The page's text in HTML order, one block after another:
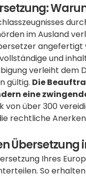
im Ausland
und
verleiht
gültig. Die
eine
über 300
rechtliche
Übersetzung
Ihres
So